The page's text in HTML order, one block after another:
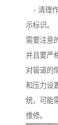
- 清理作
示标识。
需要注意
并且要严
对管道的
和压力设
统，可能
维修。